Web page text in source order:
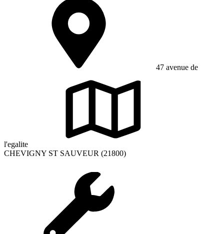
47 avenue de
l'egalite
CHEVIGNY ST SAUVEUR (21800)